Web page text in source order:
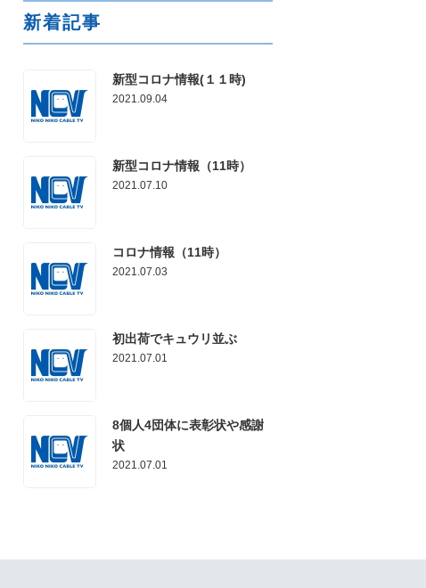
新着記事
新型コロナ情報(１１時)
2021.09.04
新型コロナ情報（11時）
2021.07.10
コロナ情報（11時）
2021.07.03
初出荷でキュウリ並ぶ
2021.07.01
8個人4団体に表彰状や感謝
状
2021.07.01